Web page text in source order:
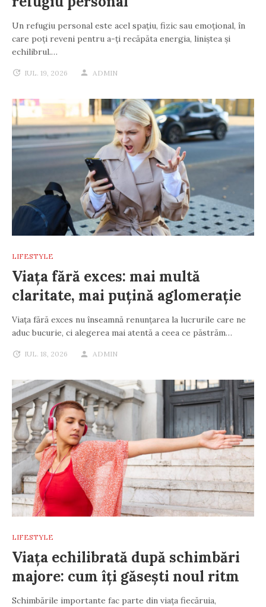
Un refugiu personal este acel spațiu, fizic sau emoțional, în
care poți reveni pentru a-ți recăpăta energia, liniștea și
echilibrul.…
IUL. 19, 2026 ADMIN
LIFESTYLE
Viața fără exces: mai multă
claritate, mai puțină aglomerație
Viața fără exces nu înseamnă renunțarea la lucrurile care ne
aduc bucurie, ci alegerea mai atentă a ceea ce păstrăm…
IUL. 18, 2026 ADMIN
LIFESTYLE
Viața echilibrată după schimbări
majore: cum îți găsești noul ritm
Schimbările importante fac parte din viața fiecăruia,